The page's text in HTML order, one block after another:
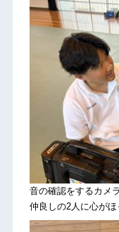
音の確認をするカメ
仲良しの2人に心が